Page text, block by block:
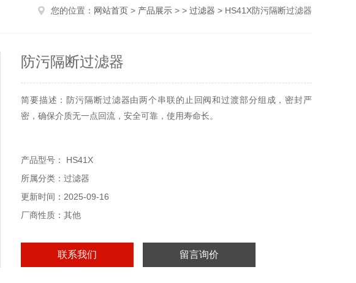
您的位置： 网站首页 > 产品展示 > > 过滤器 > HS41X防污隔断过滤器
防污隔断过滤器
简要描述：防污隔断过滤器由两个串联的止回阀和过渡部分组成，密封严
密，确保介质无一点回流，安全可靠，使用寿命长。
产品型号： HS41X
所属分类：过滤器
更新时间：2025-09-16
厂商性质：其他
联系我们 留言询价